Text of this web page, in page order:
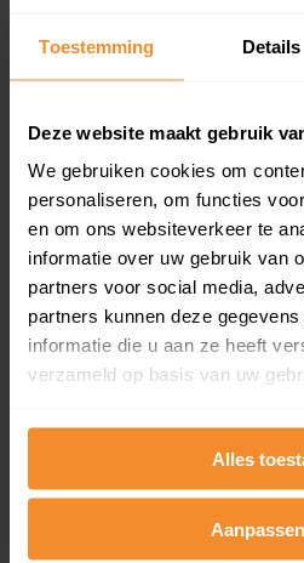
Toestemming Details
Deze website maakt gebruik
We gebruiken cookies om
personaliseren, om functies
en om ons websiteverkeer te
informatie over uw gebruik van
partners voor social media,
partners kunnen deze
informatie die u aan ze heeft
verzameld op basis van uw
Alles
Aanpassen
en koopdatum) binnen een
koopsommen.
Bekijk product
Direct leverbaar
Kadastrale kaart
Alleen globale ligging
omliggende percelen met de